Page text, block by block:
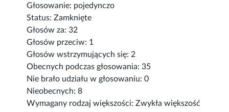
Głosowanie: pojedynczo
Status: Zamknięte
Głosów za: 32
Głosów przeciw: 1
Głosów wstrzymujących się: 2
Obecnych podczas głosowania: 35
Nie brało udziału w głosowaniu: 0
Nieobecnych: 8
Wymagany rodzaj większości: Zwykła większość